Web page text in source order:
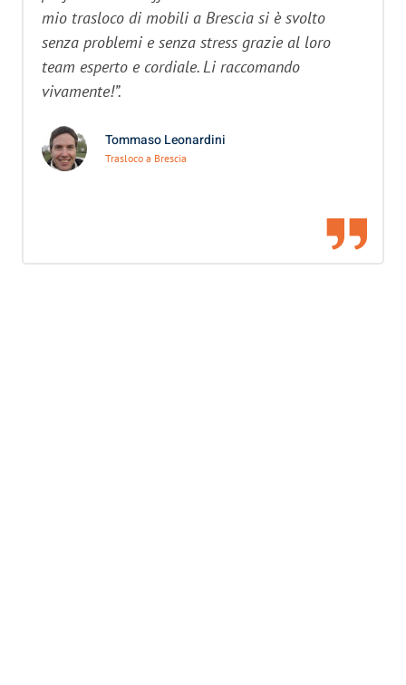
mio trasloco di mobili a Brescia si è svolto
senza problemi e senza stress grazie al loro
team esperto e cordiale. Li raccomando
vivamente!”.
Tommaso Leonardini
Trasloco a Brescia